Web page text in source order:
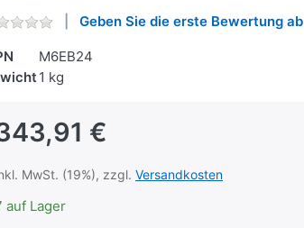
Geben Sie die erste Bewertung ab
M6EB24
1 kg
€
MwSt. (19%), zzgl. Versandkosten
auf Lager